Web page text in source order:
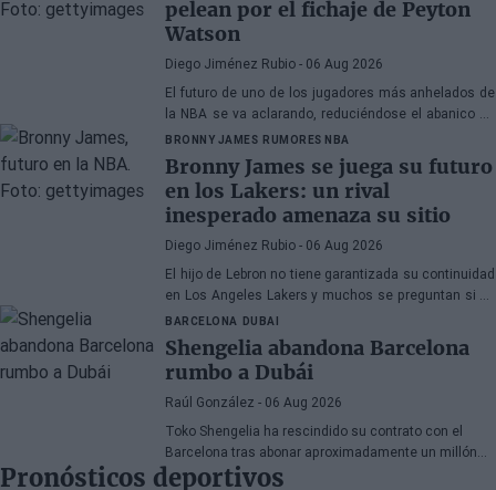
pelean por el fichaje de Peyton
Watson
Diego Jiménez Rubio - 06 Aug 2026
El futuro de uno de los jugadores más anhelados de
la NBA se va aclarando, reduciéndose el abanico de
franquicias candidatas a tres.
BRONNY JAMES RUMORES NBA
Bronny James se juega su futuro
en los Lakers: un rival
inesperado amenaza su sitio
Diego Jiménez Rubio - 06 Aug 2026
El hijo de Lebron no tiene garantizada su continuidad
en Los Angeles Lakers y muchos se preguntan si ha
hecho méritos para seguir en la NBA.
BARCELONA DUBAI
Shengelia abandona Barcelona
rumbo a Dubái
Raúl González - 06 Aug 2026
Toko Shengelia ha rescindido su contrato con el
Barcelona tras abonar aproximadamente un millón
de euros y se ha comprometido con el Dubái para la
Pronósticos deportivos